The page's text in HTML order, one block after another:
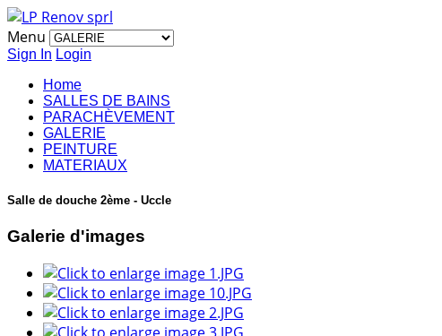
Menu
Sign In Login
Home
SALLES DE BAINS
PARACHÈVEMENT
GALERIE
PEINTURE
MATERIAUX
Salle de douche 2ème - Uccle
Galerie d'images